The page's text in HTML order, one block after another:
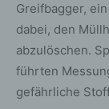
Greifbagger,
dabei, den
abzulöschen.
führten
gefährliche